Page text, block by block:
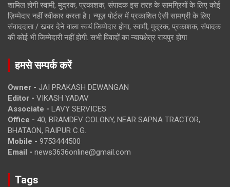
शामिल होगी स्वामी, मुद्रक, प्रकाशक, संपादक इस तरह के सामग्रियों के लिए कोई
ज़िम्मेदार नहीं स्वीकार करता है। न्यूज़ पोर्टल में प्रकाशित ऐसी सामग्री के लिए
संवाददाता / खबर देने वाला स्वयं जिम्मेदार होगा, स्वामी, मुद्रक, प्रकाशक, संपादक
की कोई भी जिम्मेदारी नहीं होगी. सभी विवादों का न्यायक्षेत्र रायपुर होगा
हमसे सम्पर्क करें
Owner - JAI PRAKASH DEWANGAN
Editor - VIKASH YADAV
Associate - LAVY SERVICES
Office - 40, BRAMDEV COLONY, NEAR SAPNA TRACTOR,
BHATAON, RAIPUR C.G.
Mobile - 9753444500
Email - news3636online@gmail.com
Tags